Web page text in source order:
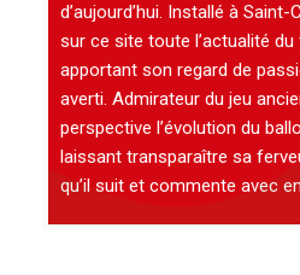
d’aujourd’hui. Installé à
sur ce site toute l’actualité
apportant son regard de
averti. Admirateur du jeu
perspective l’évolution du
laissant transparaître sa
qu’il suit et commente avec